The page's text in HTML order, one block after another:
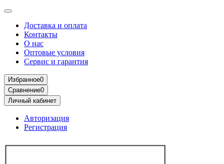
Доставка и оплата
Контакты
О нас
Оптовые условия
Сервис и гарантия
Избранное0
Сравнение0
Личный кабинет
Авторизация
Регистрация